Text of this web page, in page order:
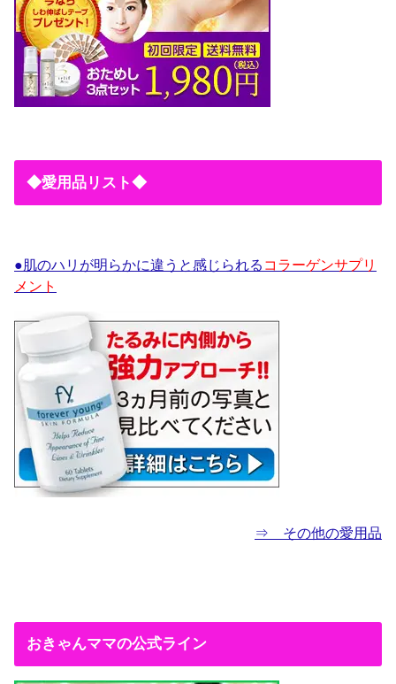
◆愛用品リスト◆
●肌のハリが明らかに違うと感じられる コラーゲンサプリ
メント
⇒ その他の愛用品
おきゃんママの公式ライン